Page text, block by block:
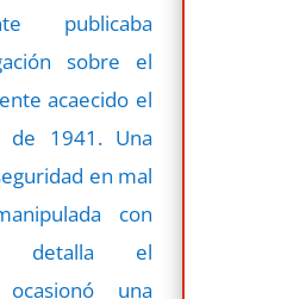
publicaba
sobre el
acaecido el
1941. Una
en mal
con
detalla el
ocasionó una